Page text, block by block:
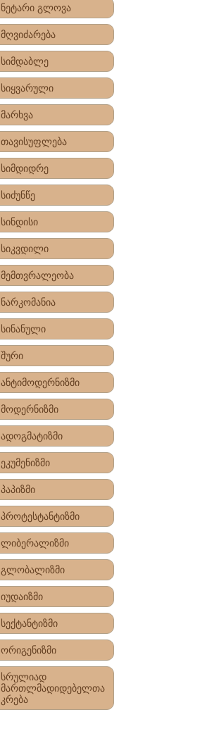
ნეტარი გლოვა
მღვიძარება
სიმდაბლე
სიყვარული
მარხვა
თავისუფლება
სიმდიდრე
სიძუნწე
სინდისი
სიკვდილი
მემთვრალეობა
ნარკომანია
სინანული
შური
ანტიმოდერნიზმი
მოდერნიზმი
ადოგმატიზმი
ეკუმენიზმი
პაპიზმი
პროტესტანტიზმი
ლიბერალიზმი
გლობალიზმი
იუდაიზმი
სექტანტიზმი
ორიგენიზმი
სრულიად
მართლმადიდებელთა
კრება